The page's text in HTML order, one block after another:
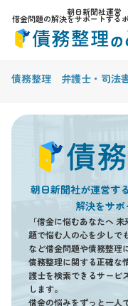
朝日新聞社運営
借金問題の解決をサポートする
債務整理 弁護士・司法
朝日新聞社が運営す
解決をサ
「借金に悩むあなたへ
題で悩む人の心を少しで
など借金問題や債務整理
債務整理に関する正確な
護士を検索できるサービ
します。
借金の悩みをずっと一人